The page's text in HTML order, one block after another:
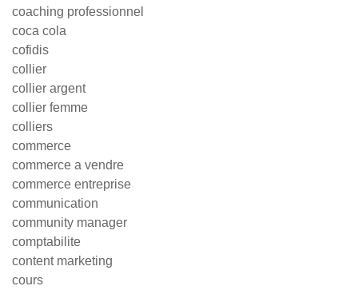
coaching professionnel
coca cola
cofidis
collier
collier argent
collier femme
colliers
commerce
commerce a vendre
commerce entreprise
communication
community manager
comptabilite
content marketing
cours